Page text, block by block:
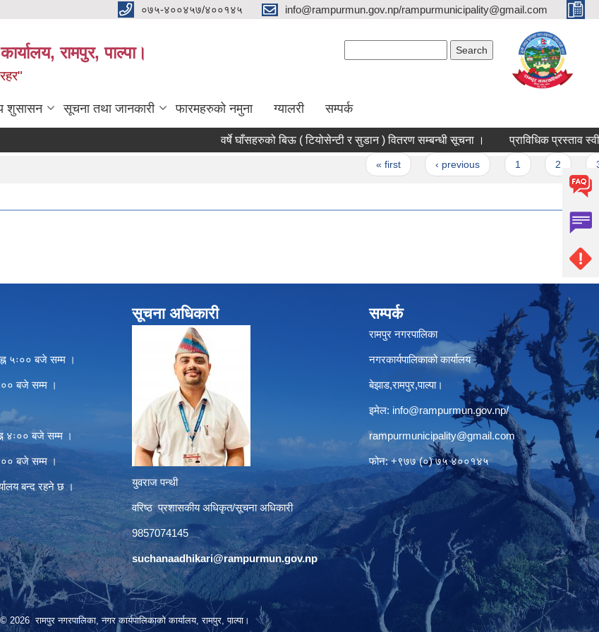
०७५-४००४५७/४००१४५ info@rampurmun.gov.np/rampurmunicipality@gmail.com
रामपुर, पाल्पा।
शुसासन सूचना तथा जानकारी फारमहरुको नमुना ग्यालरी सम्पर्क
वर्षे घाँसहरुको बिऊ ( टियोसेन्टी र सुडान ) वितरण सम्बन्धी सूचना । प्राविधिक प्रस्ताव
« first ‹ previous
५ः०० बजे सम्म ।
बजे सम्म ।
४ः०० बजे सम्म ।
बजे सम्म ।
बन्द रहने छ ।
सूचना अधिकारी
युवराज पन्थी
वरिष्ठ प्रशासकीय अधिकृत/सूचना अधिकारी
9857074145
suchanaadhikari@rampurmun.gov.np
सम्पर्क
रामपुर नगरपालिका
नगरकार्यपालिकाको कार्यालय
बेझाड,रामपुर,पाल्पा।
इमेल: info@rampurmun.gov.np/
rampurmunicipality@gmail.com
फोन: +९७७ (०) ७५ ४००१४५
© 2026 रामपुर नगरपालिका, नगर कार्यपालिकाको कार्यालय, रामपुर, पाल्पा।